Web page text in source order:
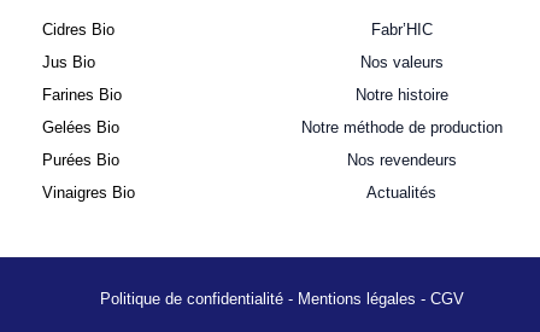
Cidres Bio
Jus Bio
Farines Bio
Gelées Bio
Purées Bio
Vinaigres Bio
Fabr’HIC
Nos valeurs
Notre histoire
Notre méthode de production
Nos revendeurs
Actualités
Politique de confidentialité - Mentions légales - CGV